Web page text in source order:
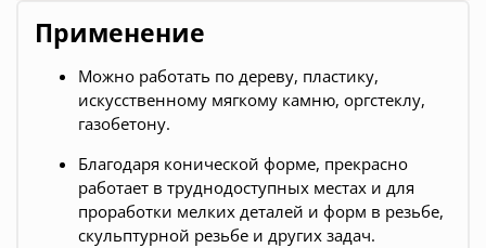
Применение
Можно работать по дереву, пластику,
искусственному мягкому камню, оргстеклу,
газобетону.
Благодаря конической форме, прекрасно
работает в труднодоступных местах и для
проработки мелких деталей и форм в резьбе,
скульптурной резьбе и других задач.